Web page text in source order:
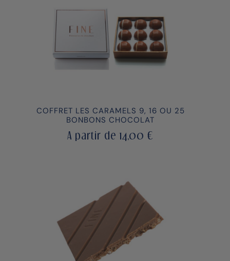
COFFRET LES CARAMELS 9, 16 OU 25
BONBONS CHOCOLAT
A partir de 14,00 €